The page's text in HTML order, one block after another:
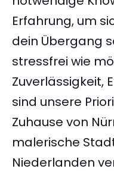
Erfahrung, um
dein Übergang
stressfrei wie
Zuverlässigkeit,
sind unsere
Zuhause von
malerische
Niederlanden